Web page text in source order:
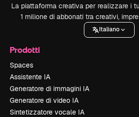
La piattaforma creativa per realizzare i
1 milione di abbonati tra creativi,
Italiano
Prodotti
Spaces
Assistente IA
Generatore di immagini IA
Generatore di video IA
Sintetizzatore vocale IA